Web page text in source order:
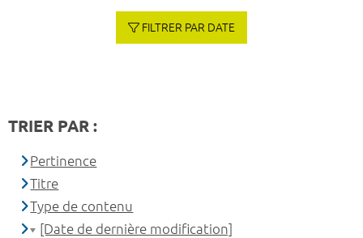
FILTRER PAR DATE
TRIER PAR :
Pertinence
Titre
Type de contenu
[Date de dernière modification]